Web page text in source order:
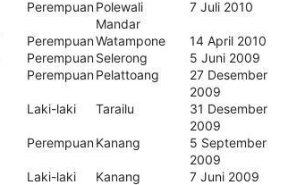
PerempuanPolewali
Mandar
7 Juli 2010
PerempuanWatampone
14 April 2010
PerempuanSelerong
5 Juni 2009
PerempuanPelattoang
27 Desember
2009
Laki-laki Tarailu
31 Desember
2009
PerempuanKanang
5 September
2009
Laki-laki Kanang
7 Juni 2009